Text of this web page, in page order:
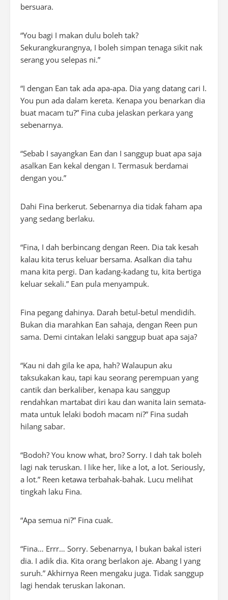
bersuara.
“You bagi I makan dulu boleh tak?
Sekurangkurangnya, I boleh simpan tenaga sikit nak
serang you selepas ni.”
“I dengan Ean tak ada apa-apa. Dia yang datang cari I.
You pun ada dalam kereta. Kenapa you benarkan dia
buat macam tu?” Fina cuba jelaskan perkara yang
sebenarnya.
“Sebab I sayangkan Ean dan I sanggup buat apa saja
asalkan Ean kekal dengan I. Termasuk berdamai
dengan you.”
Dahi Fina berkerut. Sebenarnya dia tidak faham apa
yang sedang berlaku.
“Fina, I dah berbincang dengan Reen. Dia tak kesah
kalau kita terus keluar bersama. Asalkan dia tahu
mana kita pergi. Dan kadang-kadang tu, kita bertiga
keluar sekali.” Ean pula menyampuk.
Fina pegang dahinya. Darah betul-betul mendidih.
Bukan dia marahkan Ean sahaja, dengan Reen pun
sama. Demi cintakan lelaki sanggup buat apa saja?
“Kau ni dah gila ke apa, hah? Walaupun aku
taksukakan kau, tapi kau seorang perempuan yang
cantik dan berkaliber, kenapa kau sanggup
rendahkan martabat diri kau dan wanita lain semata-
mata untuk lelaki bodoh macam ni?” Fina sudah
hilang sabar.
“Bodoh? You know what, bro? Sorry. I dah tak boleh
lagi nak teruskan. I like her, like a lot, a lot. Seriously,
a lot.” Reen ketawa terbahak-bahak. Lucu melihat
tingkah laku Fina.
“Apa semua ni?” Fina cuak.
“Fina… Errr… Sorry. Sebenarnya, I bukan bakal isteri
dia. I adik dia. Kita orang berlakon aje. Abang I yang
suruh.” Akhirnya Reen mengaku juga. Tidak sanggup
lagi hendak teruskan lakonan.